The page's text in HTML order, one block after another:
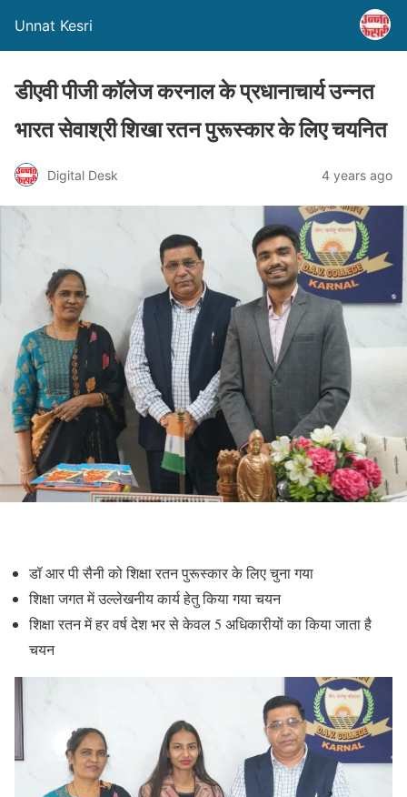
Unnat Kesri
डीएवी पीजी कॉलेज करनाल के प्रधानाचार्य उन्नत
भारत सेवाश्री शिखा रतन पुरूस्कार के लिए चयनित
Digital Desk 4 years ago
डॉ आर पी सैनी को शिक्षा रतन पुरूस्कार के लिए चुना गया
शिक्षा जगत में उल्लेखनीय कार्य हेतु किया गया चयन
शिक्षा रतन में हर वर्ष देश भर से केवल 5 अधिकारीयों का किया जाता है
चयन